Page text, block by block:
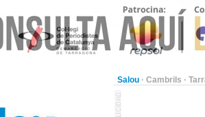
Salou · Cambrils ·